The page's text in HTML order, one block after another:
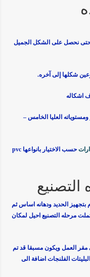
حتى نحصل على الشكل الجميل
العليا الخامس –
حسب الاختيار بانواعها pvc
بتجهيز الحديد ودهانه اساس ثم
مرحله التصنيع احيل لمكان
مقر العمل ويكون مسبقا قد تم
الفلنجات اضافة الى